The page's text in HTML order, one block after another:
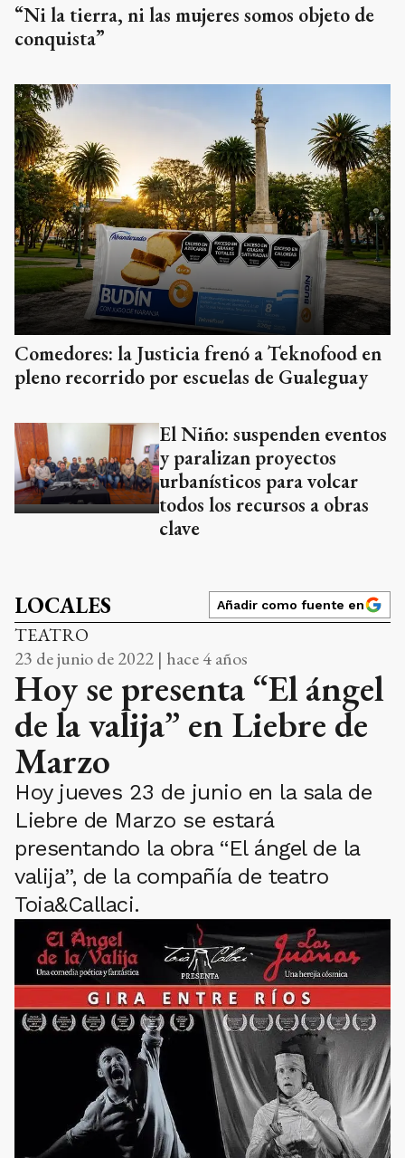
“Ni la tierra, ni las mujeres somos objeto de
conquista”
Comedores: la Justicia frenó a Teknofood en
pleno recorrido por escuelas de Gualeguay
El Niño: suspenden eventos
y paralizan proyectos
urbanísticos para volcar
todos los recursos a obras
clave
LOCALES Añadir como fuente en
TEATRO
23 de junio de 2022 | hace 4 años
Hoy se presenta “El ángel
de la valija” en Liebre de
Marzo
Hoy jueves 23 de junio en la sala de
Liebre de Marzo se estará
presentando la obra “El ángel de la
valija”, de la compañía de teatro
Toia&Callaci.